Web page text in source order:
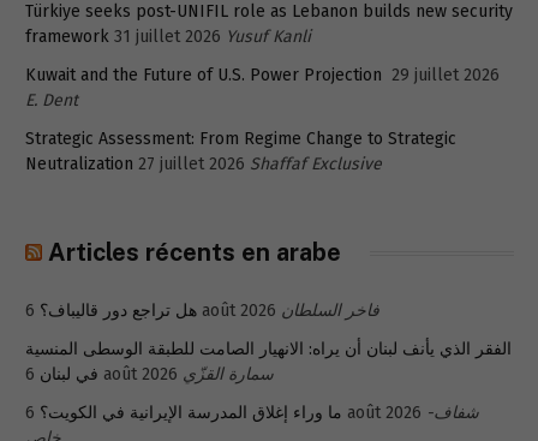
Türkiye seeks post-UNIFIL role as Lebanon builds new security
framework 31 juillet 2026 Yusuf Kanli
Kuwait and the Future of U.S. Power Projection 29 juillet 2026
E. Dent
Strategic Assessment: From Regime Change to Strategic
Neutralization 27 juillet 2026 Shaffaf Exclusive
Articles récents en arabe
هل تراجع دور قاليباف؟ 6 août 2026 فاخر السلطان
الفقر الذي يأنف لبنان أن يراه: الانهيار الصامت للطبقة الوسطى المنسية
في لبنان 6 août 2026 سمارة القزّي
ما وراء إغلاق المدرسة الإيرانية في الكويت؟ 6 août 2026 شفاف-